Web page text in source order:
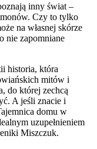
inny świat –
Czy to tylko
na własnej skórze
nie zapomniane
historia, która
mitów i
do której zechcą
A jeśli znacie i
domu w
uzupełnieniem
Miszczuk.